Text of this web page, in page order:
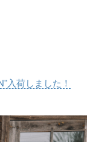
入荷しました！